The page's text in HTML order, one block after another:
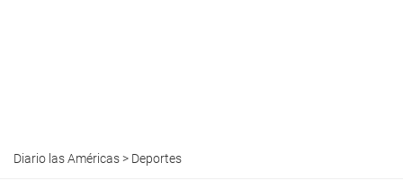
Diario las Américas> Deportes